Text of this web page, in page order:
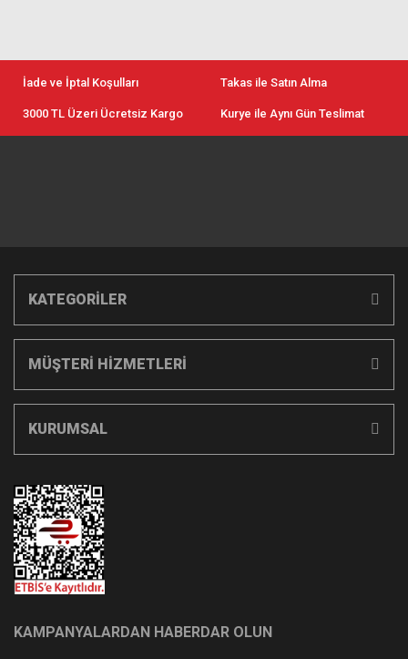
İade ve İptal Koşulları Takas ile Satın Alma
3000 TL Üzeri Ücretsiz Kargo Kurye ile Aynı Gün Teslimat
KATEGORİLER
MÜŞTERİ HİZMETLERİ
KURUMSAL
KAMPANYALARDAN HABERDAR OLUN